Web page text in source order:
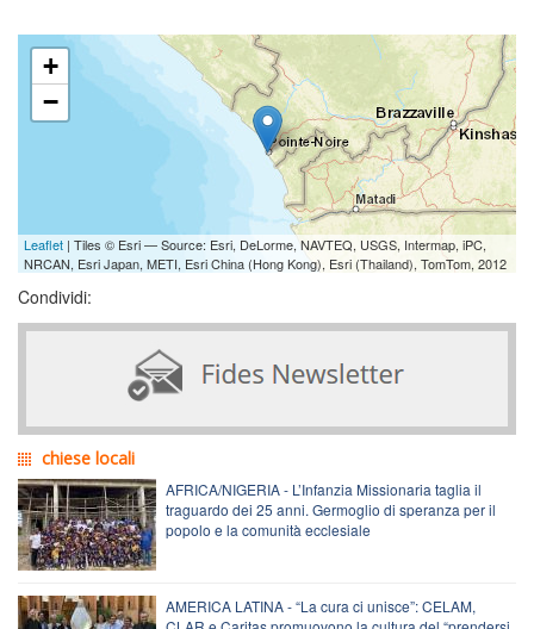
+
−
Leaflet | Tiles © Esri — Source: Esri, DeLorme, NAVTEQ, USGS, Intermap, iPC,
NRCAN, Esri Japan, METI, Esri China (Hong Kong), Esri (Thailand), TomTom, 2012
Condividi:
chiese locali
AFRICA/NIGERIA - L’Infanzia Missionaria taglia il
traguardo dei 25 anni. Germoglio di speranza per il
popolo e la comunità ecclesiale
AMERICA LATINA - “La cura ci unisce”: CELAM,